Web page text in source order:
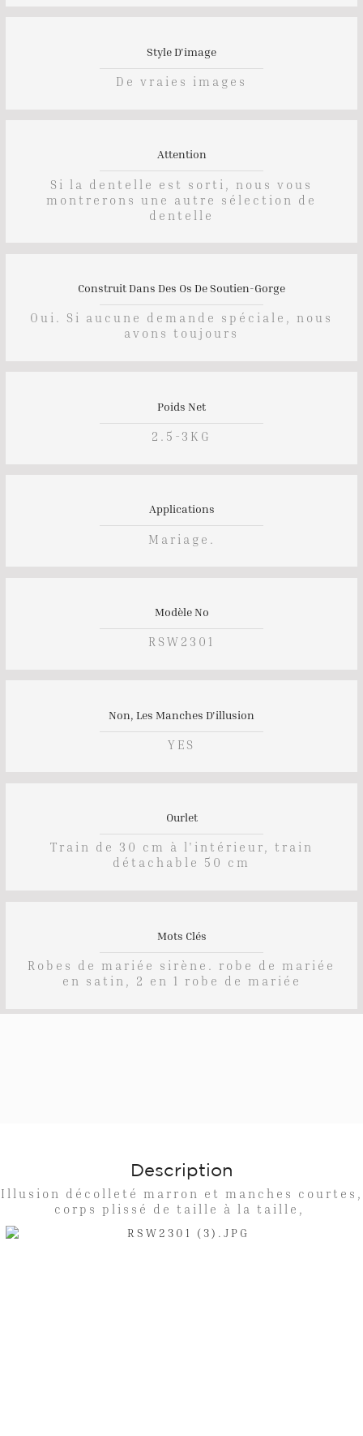
Style D'image
De vraies images
Attention
Si la dentelle est sorti, nous vous
montrerons une autre sélection de
dentelle
Construit Dans Des Os De Soutien-Gorge
Oui. Si aucune demande spéciale, nous
avons toujours
Poids Net
2.5-3KG
Applications
Mariage.
Modèle No
RSW2301
Non, Les Manches D'illusion
YES
Ourlet
Train de 30 cm à l'intérieur, train
détachable 50 cm
Mots Clés
Robes de mariée sirène. robe de mariée
en satin, 2 en 1 robe de mariée
Description
Illusion décolleté marron et manches courtes,
corps plissé de taille à la taille,